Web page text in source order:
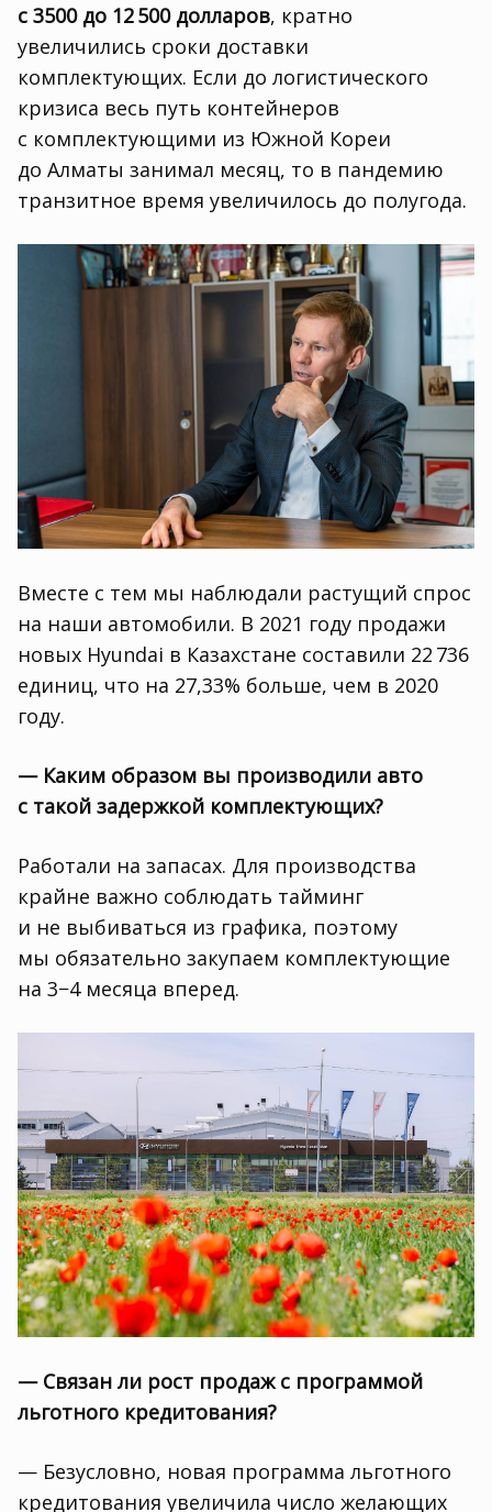
с 3500 до 12 500 долларов, кратно
увеличились сроки доставки
комплектующих. Если до логистического
кризиса весь путь контейнеров
с комплектующими из Южной Кореи
до Алматы занимал месяц, то в пандемию
транзитное время увеличилось до полугода.
Вместе с тем мы наблюдали растущий спрос
на наши автомобили. В 2021 году продажи
новых Hyundai в Казахстане составили 22 736
единиц, что на 27,33% больше, чем в 2020
году.
— Каким образом вы производили авто
с такой задержкой комплектующих?
Работали на запасах. Для производства
крайне важно соблюдать тайминг
и не выбиваться из графика, поэтому
мы обязательно закупаем комплектующие
на 3−4 месяца вперед.
— Связан ли рост продаж с программой
льготного кредитования?
— Безусловно, новая программа льготного
кредитования увеличила число желающих